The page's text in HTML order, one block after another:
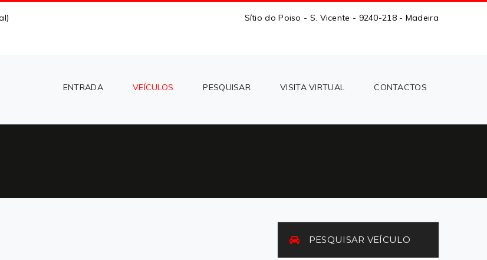
Sítio do Poiso - S. Vicente - 9240-218 - Madeira
ENTRADA VEÍCULOS PESQUISAR VISITA VIRTUAL CONTACTOS
PESQUISAR VEÍCULO